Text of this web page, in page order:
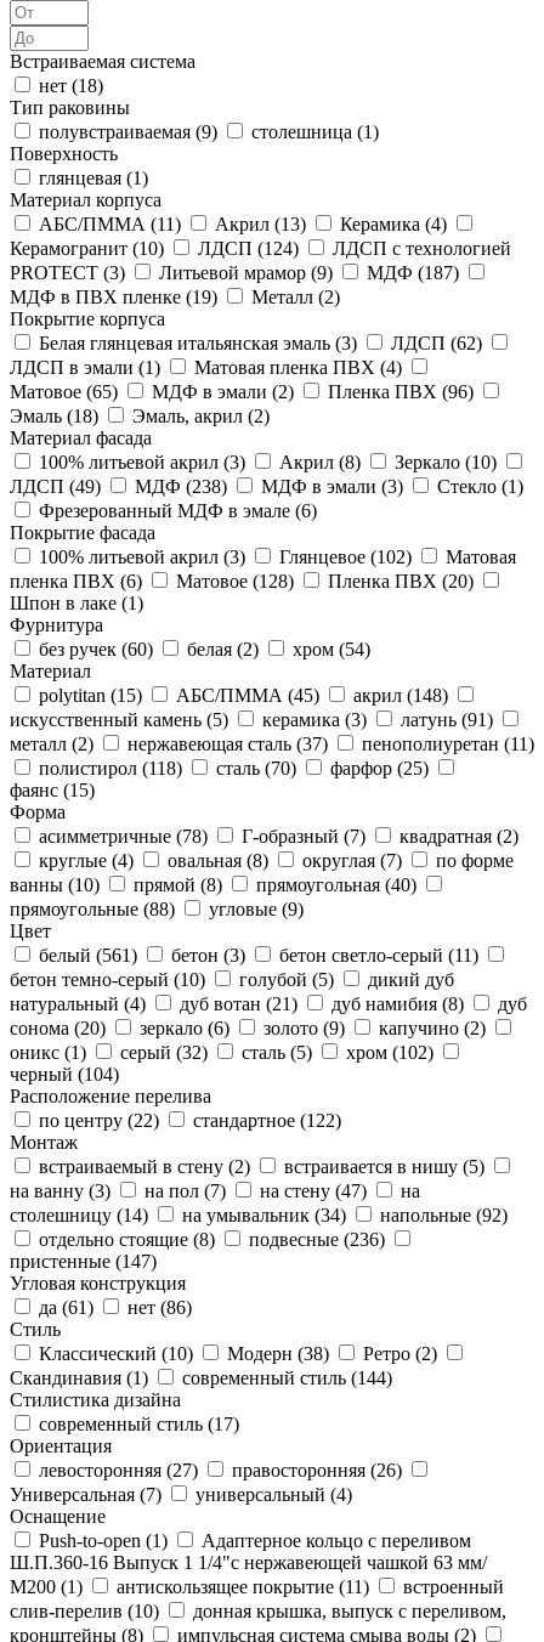
Встраиваемая система
нет (18)
Тип раковины
полувстраиваемая (9) столешница (1)
Поверхность
глянцевая (1)
Материал корпуса
АБС/ПММА (11) Акрил (13) Керамика (4)
Керамогранит (10) ЛДСП (124)
ЛДСП с технологией
PROTECT (3) Литьевой мрамор (9) МДФ (187)
МДФ в ПВХ пленке (19) Металл (2)
Покрытие корпуса
Белая глянцевая итальянская эмаль (3) ЛДСП (62)
ЛДСП в эмали (1) Матовая пленка ПВХ (4)
Матовое (65) МДФ в эмали (2) Пленка ПВХ (96)
Эмаль (18) Эмаль, акрил (2)
Материал фасада
100% литьевой акрил (3) Акрил (8) Зеркало (10)
ЛДСП (49) МДФ (238) МДФ в эмали (3) Стекло (1)
Фрезерованный МДФ в эмале (6)
Покрытие фасада
100% литьевой акрил (3) Глянцевое (102)
Матовая
пленка ПВХ (6) Матовое (128) Пленка ПВХ (20)
Шпон в лаке (1)
Фурнитура
без ручек (60) белая (2) хром (54)
Материал
polytitan (15) АБС/ПММА (45) акрил (148)
искусственный камень (5) керамика (3) латунь (91)
металл (2) нержавеющая сталь (37) пенополиуретан (11)
полистирол (118) сталь (70) фарфор (25)
фаянс (15)
Форма
асимметричные (78) Г-образный (7) квадратная (2)
круглые (4) овальная (8) округлая (7)
по форме
ванны (10) прямой (8) прямоугольная (40)
прямоугольные (88) угловые (9)
Цвет
белый (561) бетон (3) бетон светло-серый (11)
бетон темно-серый (10) голубой (5)
дикий дуб
натуральный (4) дуб вотан (21) дуб намибия (8)
дуб
сонома (20) зеркало (6) золото (9) капучино (2)
оникс (1) серый (32) сталь (5) хром (102)
черный (104)
Расположение перелива
по центру (22) стандартное (122)
Монтаж
встраиваемый в стену (2) встраивается в нишу (5)
на ванну (3) на пол (7) на стену (47)
на
столешницу (14) на умывальник (34) напольные (92)
отдельно стоящие (8) подвесные (236)
пристенные (147)
Угловая конструкция
да (61) нет (86)
Стиль
Классический (10) Модерн (38) Ретро (2)
Скандинавия (1) современный стиль (144)
Стилистика дизайна
современный стиль (17)
Ориентация
левосторонняя (27) правосторонняя (26)
Универсальная (7) универсальный (4)
Оснащение
Push-to-open (1)
Адаптерное кольцо с переливом
Ш.П.360-16 Выпуск 1 1/4"с нержавеющей чашкой 63 мм/
М200 (1) антискользящее покрытие (11)
встроенный
слив-перелив (10)
донная крышка, выпуск с переливом,
кронштейны (8) импульсная система смыва воды (2)